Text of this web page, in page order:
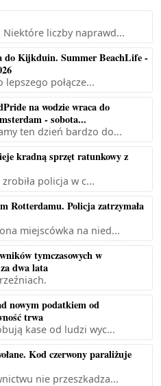
liczby naprawd...
do Kijkduin. Summer BeachLife -
połącze...
na wodzie wraca do
- sobota...
ten dzień bardzo do...
kradną sprzęt ratunkowy z
policja w c...
Rotterdamu. Policja zatrzymała
miejscówka na nied...
tymczasowych w
dwa lata
nowym podatkiem od
trwa
kase od ludzi wyc...
Kod czerwony paraliżuje
nie przeszkadza...